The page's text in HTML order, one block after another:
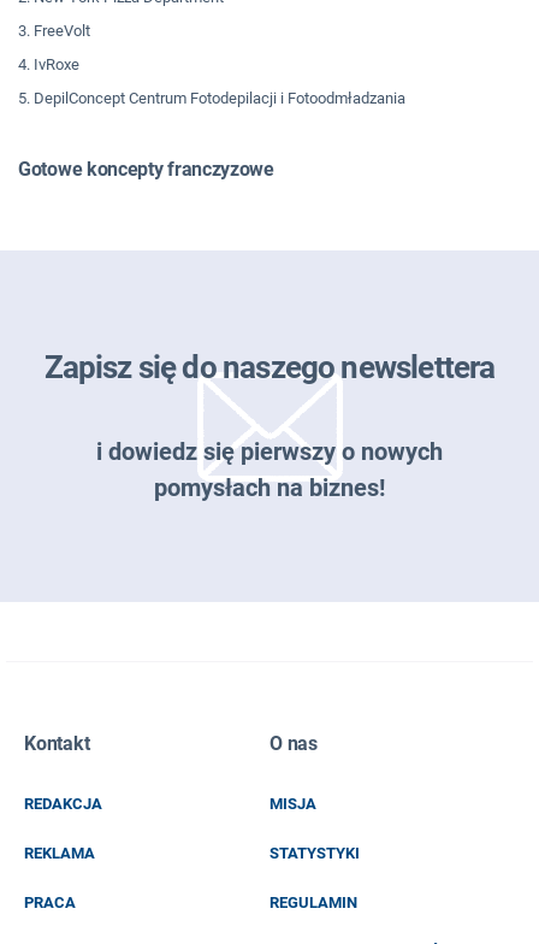
3. FreeVolt
4. IvRoxe
5. DepilConcept Centrum Fotodepilacji i Fotoodmładzania
Gotowe koncepty franczyzowe
Zapisz się do naszego newslettera
i dowiedz się pierwszy o nowych
pomysłach na biznes!
EMAIL
Kontakt
REDAKCJA
REKLAMA
PRACA
O nas
MISJA
STATYSTYKI
REGULAMIN